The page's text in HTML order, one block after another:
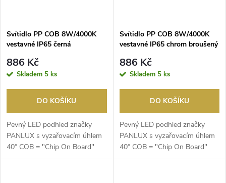
p
r
o
d
u
s
p
r
d
u
Svítidlo PP COB 8W/4000K
vestavné IP65 černá
886 Kč
Skladem 5 ks
DO KOŠÍKU
Pevný LED podhled značky
PANLUX s vyzařovacím úhlem
40° COB = "Chip On Board"
Technologie úsporného ...
Svítidlo PP COB 8W/4000K
vestavné IP65 chrom broušený
886 Kč
Skladem 5 ks
DO KOŠÍKU
Pevný LED podhled značky
PANLUX s vyzařovacím úhlem
40° COB = "Chip On Board"
Technologie úsporného ...